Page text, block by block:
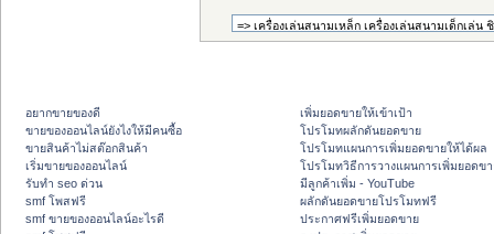
อยากขายของดี
ขายของออนไลน์ยังไงให้มีคนซื้อ
ขายสินค้าไม่สต๊อกสินค้า
เริ่มขายของออนไลน์
รับทำ seo ด่วน
smf โพสฟรี
smf ขายของออนไลน์อะไรดี
เพิ่มยอดขายให้เข้าเป้า
โปรโมทผลักดันยอดขาย
โปรโมทแผนการเพิ่มยอดขายให้ได้ผล
โปรโมทวิธีการวางแผนการเพิ่มยอดข
มีลูกค้าเพิ่ม - YouTube
ผลักดันยอดขายโปรโมทฟรี
ประกาศฟรีเพิ่มยอดขาย